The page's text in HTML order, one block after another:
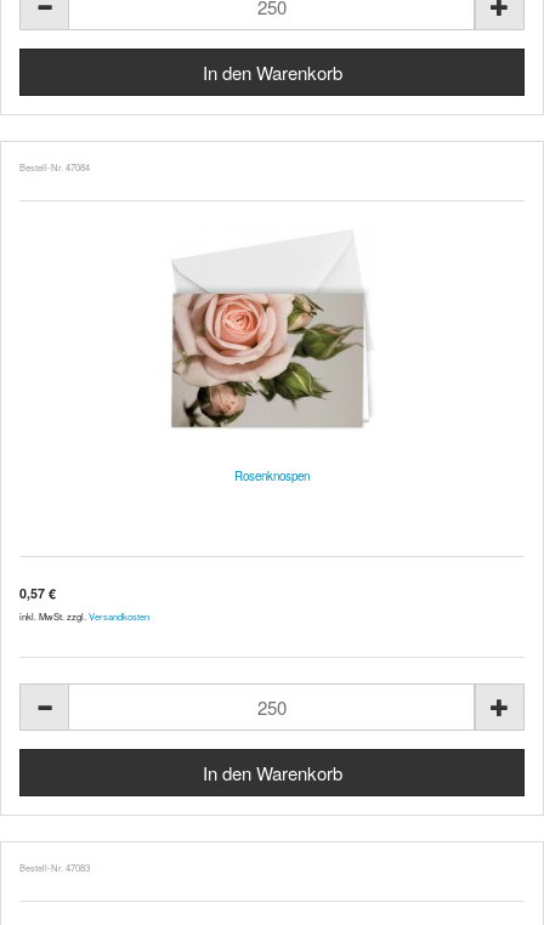
Bestell-Nr. 47084
Rosenknospen
0,57 €
inkl. MwSt. zzgl. Versandkosten
Bestell-Nr. 47083